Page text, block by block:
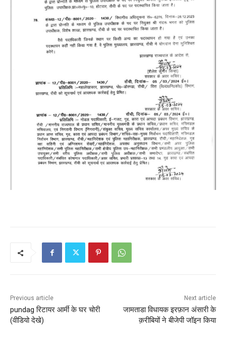
Previous article
pundag रिटायर आर्मी के घर चोरी
(वीडियो देखे)
Next article
जामताडा विधायक इरफ़ान अंसारी के
क़रीबियों ने बीजेपी जॉइन किया